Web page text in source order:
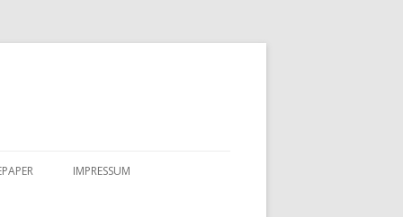
IMPRESSUM